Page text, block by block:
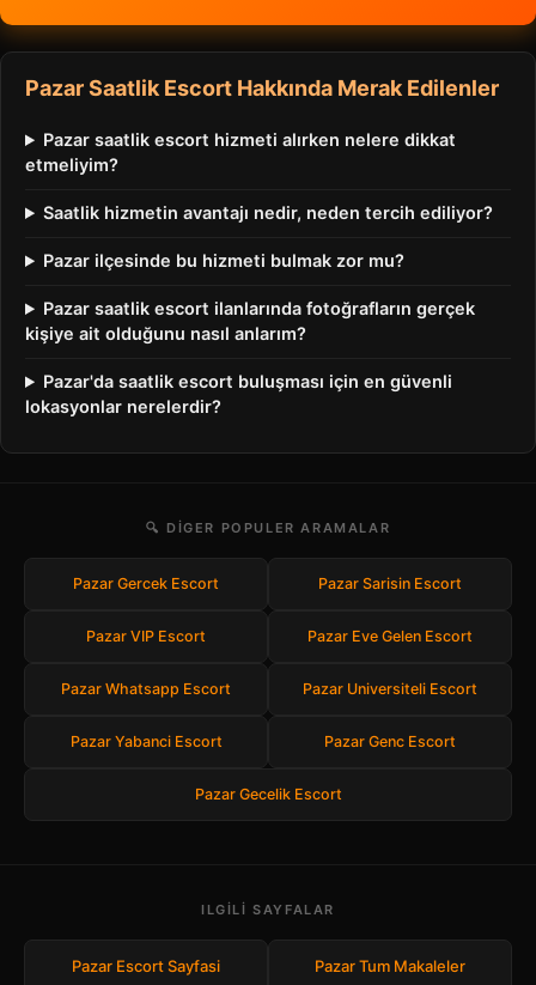
Pazar Saatlik Escort Hakkında Merak Edilenler
Pazar saatlik escort hizmeti alırken nelere dikkat
etmeliyim?
Saatlik hizmetin avantajı nedir, neden tercih ediliyor?
Pazar ilçesinde bu hizmeti bulmak zor mu?
Pazar saatlik escort ilanlarında fotoğrafların gerçek
kişiye ait olduğunu nasıl anlarım?
Pazar'da saatlik escort buluşması için en güvenli
lokasyonlar nerelerdir?
🔍 DIGER POPULER ARAMALAR
Pazar Gercek Escort Pazar Sarisin Escort
Pazar VIP Escort Pazar Eve Gelen Escort
Pazar Whatsapp Escort Pazar Universiteli Escort
Pazar Yabanci Escort Pazar Genc Escort
Pazar Gecelik Escort
ILGILI SAYFALAR
Pazar Escort Sayfasi Pazar Tum Makaleler